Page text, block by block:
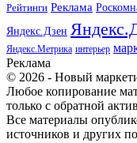
Рейтинги Реклама
Яндекс.Дзен
Яндекс.Метрика интерьер
Реклама
© 2026 - Новый
Любое копирование
только с обратной
Все материалы
источников и других